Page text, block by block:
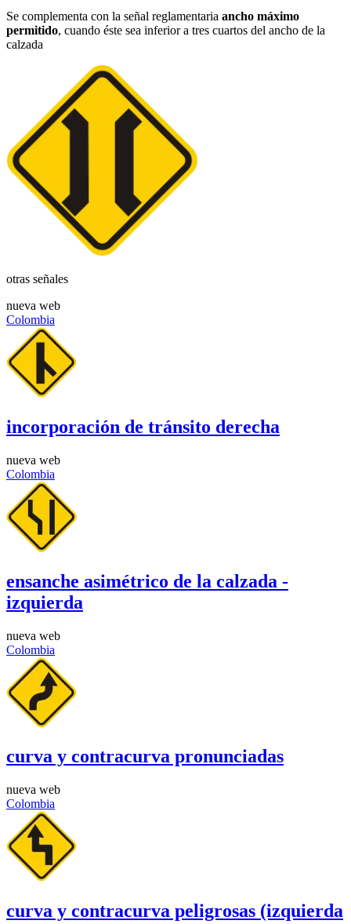
Se complementa con la señal reglamentaria ancho máximo
permitido, cuando éste sea inferior a tres cuartos del ancho de la
calzada
otras señales
nueva web
Colombia
incorporación de tránsito derecha
nueva web
Colombia
ensanche asimétrico de la calzada -
izquierda
nueva web
Colombia
curva y contracurva pronunciadas
nueva web
Colombia
curva y contracurva peligrosas (izquierda